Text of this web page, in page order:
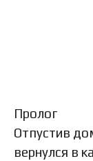
Пролог
Отпустив
вернулся в